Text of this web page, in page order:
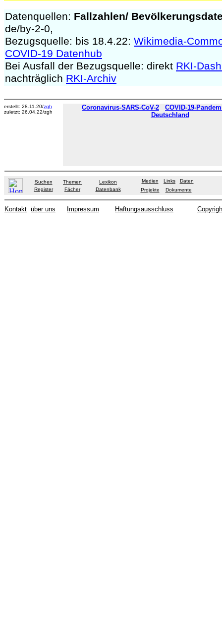
Datenquellen: Fallzahlen/
de/by-2-0,
Bezugsquelle: bis 18.4.22: Wikimedia-
COVID-19 Datenhub
Bei Ausfall der Bezugsquelle: direkt RKI-
nachträglich RKI-Archiv
erstellt: 28.11.20/zgh
zuletzt: 26.04.22/zgh
Coronavirus-SARS-CoV-2
COVID-19-
Deutschland
Suchen Themen
Lexikon
Register
Fächer Datenbank
Medien Links
Daten
Projekte
Dokumente
Kontakt über uns Impressum Haftungsausschluss